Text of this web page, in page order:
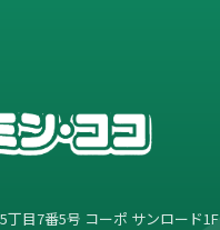
丁目7番5号 コーポ サンロード1F